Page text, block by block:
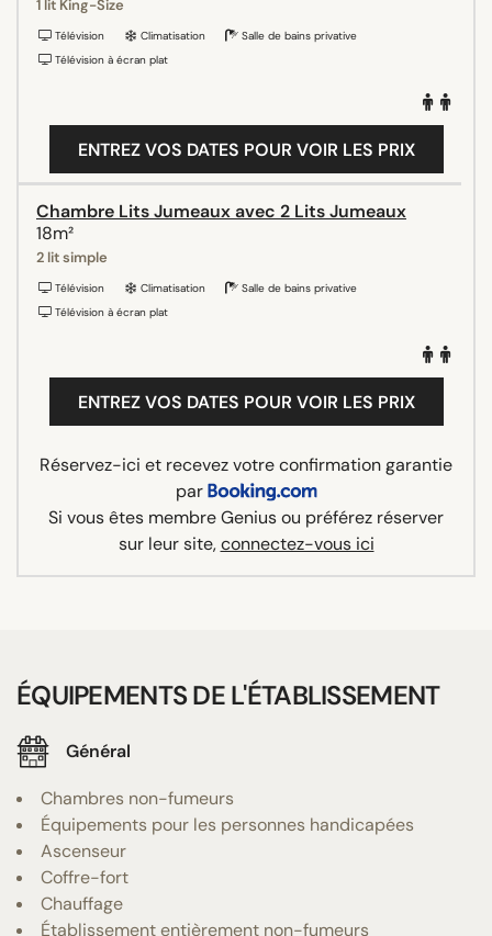
1 lit King-Size
Télévision Climatisation
Salle de bains privative
Télévision à écran plat
ENTREZ VOS DATES POUR VOIR LES PRIX
Chambre Lits Jumeaux avec 2 Lits Jumeaux
18m²
2 lit simple
Télévision Climatisation
Salle de bains privative
Télévision à écran plat
ENTREZ VOS DATES POUR VOIR LES PRIX
Réservez-ici et recevez votre confirmation garantie
par
Si vous êtes membre Genius ou préférez réserver
sur leur site,connectez-vous ici
ÉQUIPEMENTS DE L'ÉTABLISSEMENT
Général
Chambres non-fumeurs
Équipements pour les personnes handicapées
Ascenseur
Coffre-fort
Chauffage
Établissement entièrement non-fumeurs